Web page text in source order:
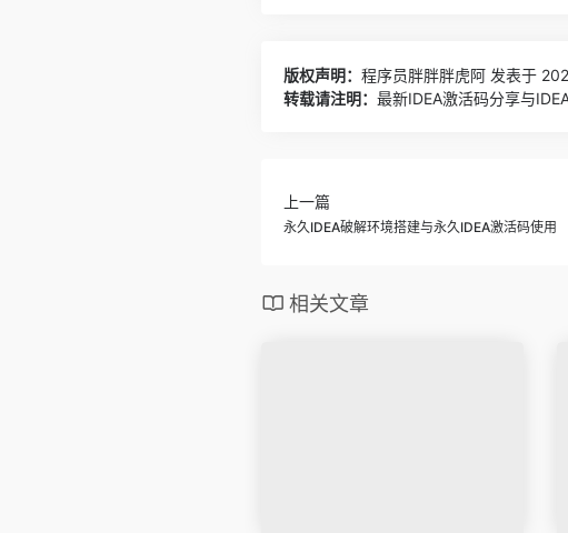
版权声明： 程序员胖胖胖虎阿 发表于
转载请注明： 最新IDEA激活码分享与
上一篇
永久IDEA破解环境搭建与永久IDEA激活码使用
相关文章